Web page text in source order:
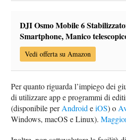
DJI Osmo Mobile 6
Smartphone, Manico
Vedi offerta su Amazon
Per quanto riguarda l’impiego dei
di utilizzare app e programmi di
(disponibile perAndroideiOS) o
Windows, macOS e Linux).